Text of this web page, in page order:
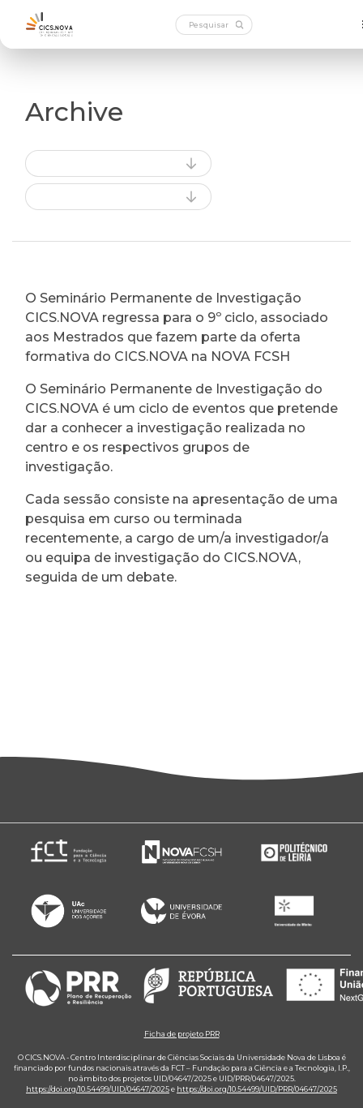
Archive
O Seminário Permanente de Investigação
CICS.NOVA regressa para o 9º ciclo, associado
aos Mestrados que fazem parte da oferta
formativa do CICS.NOVA na NOVA FCSH
O Seminário Permanente de Investigação do
CICS.NOVA é um ciclo de eventos que pretende
dar a conhecer a investigação realizada no
centro e os respectivos grupos de
investigação.
Cada sessão consiste na apresentação de uma
pesquisa em curso ou terminada
recentemente, a cargo de um/a investigador/a
ou equipa de investigação do CICS.NOVA,
seguida de um debate.
Ficha de projeto PRR
O CICS.NOVA - Centro Interdisciplinar de Ciências Sociais da Universidade Nova de Lisboa é
financiado por fundos nacionais através da FCT – Fundação para a Ciência e a Tecnologia, I.P.,
no âmbito dos projetos UID/04647/2025 e UID/PRR/04647/2025.
https://doi.org/10.54499/UID/04647/2025e https://doi.org/10.54499/UID/PRR/04647/2025